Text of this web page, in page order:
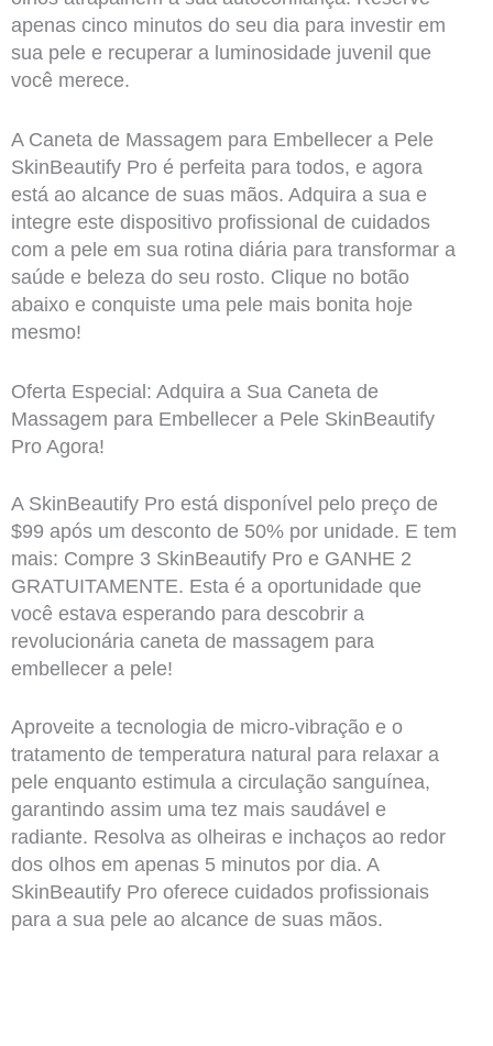
apenas cinco minutos do seu dia para investir em
sua pele e recuperar a luminosidade juvenil que
você merece.
A Caneta de Massagem para Embellecer a Pele
SkinBeautify Pro é perfeita para todos, e agora
está ao alcance de suas mãos. Adquira a sua e
integre este dispositivo profissional de cuidados
com a pele em sua rotina diária para transformar a
saúde e beleza do seu rosto. Clique no botão
abaixo e conquiste uma pele mais bonita hoje
mesmo!
Oferta Especial: Adquira a Sua Caneta de
Massagem para Embellecer a Pele SkinBeautify
Pro Agora!
A SkinBeautify Pro está disponível pelo preço de
$99 após um desconto de 50% por unidade. E tem
mais: Compre 3 SkinBeautify Pro e GANHE 2
GRATUITAMENTE. Esta é a oportunidade que
você estava esperando para descobrir a
revolucionária caneta de massagem para
embellecer a pele!
Aproveite a tecnologia de micro-vibração e o
tratamento de temperatura natural para relaxar a
pele enquanto estimula a circulação sanguínea,
garantindo assim uma tez mais saudável e
radiante. Resolva as olheiras e inchaços ao redor
dos olhos em apenas 5 minutos por dia. A
SkinBeautify Pro oferece cuidados profissionais
para a sua pele ao alcance de suas mãos.